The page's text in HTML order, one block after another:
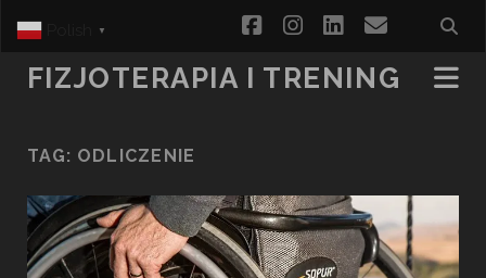
facebookinstagram
linkedinemail
FIZJOTERAPIA I TRENING
TAG: ODLICZENIE
▼